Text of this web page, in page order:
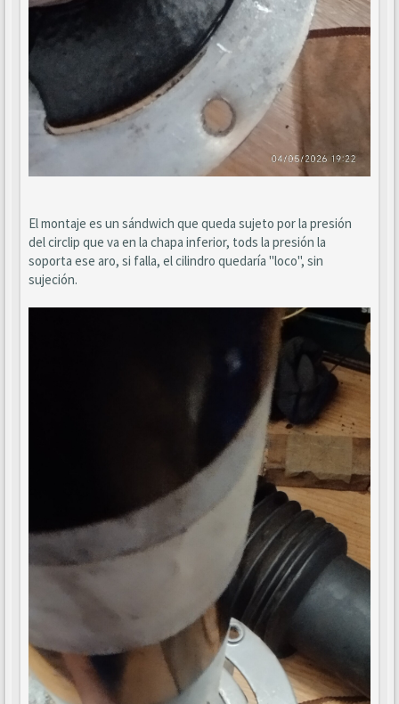
El montaje es un sándwich que queda sujeto por la presión
del circlip que va en la chapa inferior, tods la presión la
soporta ese aro, si falla, el cilindro quedaría "loco", sin
sujeción.